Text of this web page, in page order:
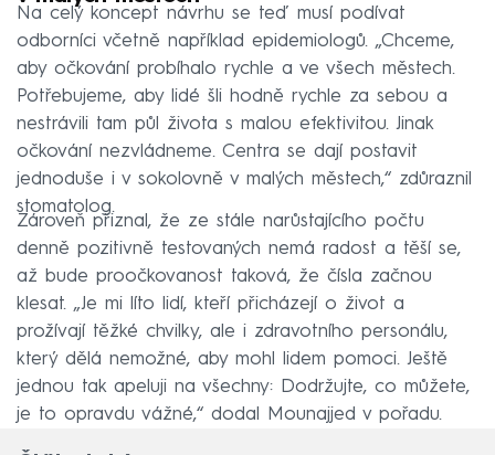
Na celý koncept návrhu se teď musí podívat
odborníci včetně například epidemiologů. „Chceme,
aby očkování probíhalo rychle a ve všech městech.
Potřebujeme, aby lidé šli hodně rychle za sebou a
nestrávili tam půl života s malou efektivitou. Jinak
očkování nezvládneme. Centra se dají postavit
jednoduše i v sokolovně v malých městech,“ zdůraznil
stomatolog.
Zároveň přiznal, že ze stále narůstajícího počtu
denně pozitivně testovaných nemá radost a těší se,
až bude proočkovanost taková, že čísla začnou
klesat. „Je mi líto lidí, kteří přicházejí o život a
prožívají těžké chvilky, ale i zdravotního personálu,
který dělá nemožné, aby mohl lidem pomoci. Ještě
jednou tak apeluji na všechny: Dodržujte, co můžete,
je to opravdu vážné,“ dodal Mounajjed v pořadu.